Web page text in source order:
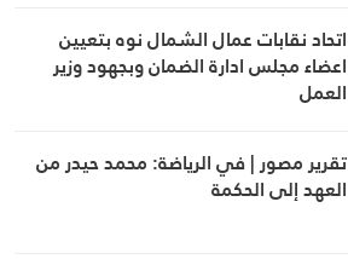
اتحاد نقابات عمال الشمال نوه بتعيين
اعضاء مجلس ادارة الضمان وبجهود وزير
العمل
تقرير مصور | في الرياضة: محمد حيدر من
العهد إلى الحكمة